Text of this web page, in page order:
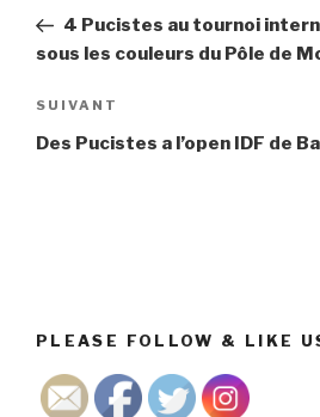
l’article
précédent
4 Pucistes au tournoi
sous les couleurs du Pôle de
Article
suivant
SUIVANT
Des Pucistes a l’open IDF de
PLEASE FOLLOW & LIKE